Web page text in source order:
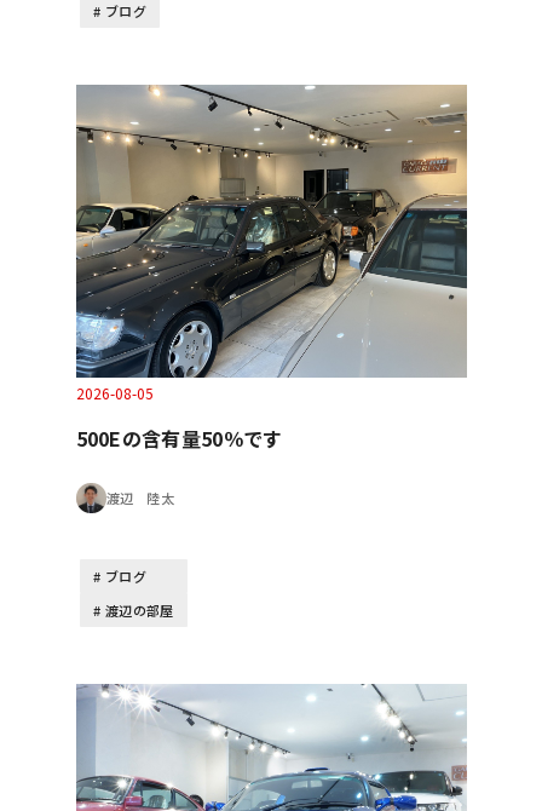
ブログ
2026-08-05
500Eの含有量50％です
渡辺 陸太
ブログ
渡辺の部屋